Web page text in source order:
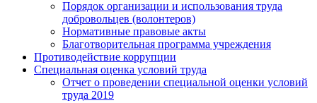
Порядок организации и использования труда
добровольцев (волонтеров)
Нормативные правовые акты
Благотворительная программа учреждения
Противодействие коррупции
Специальная оценка условий труда
Отчет о проведении специальной оценки условий
труда 2019